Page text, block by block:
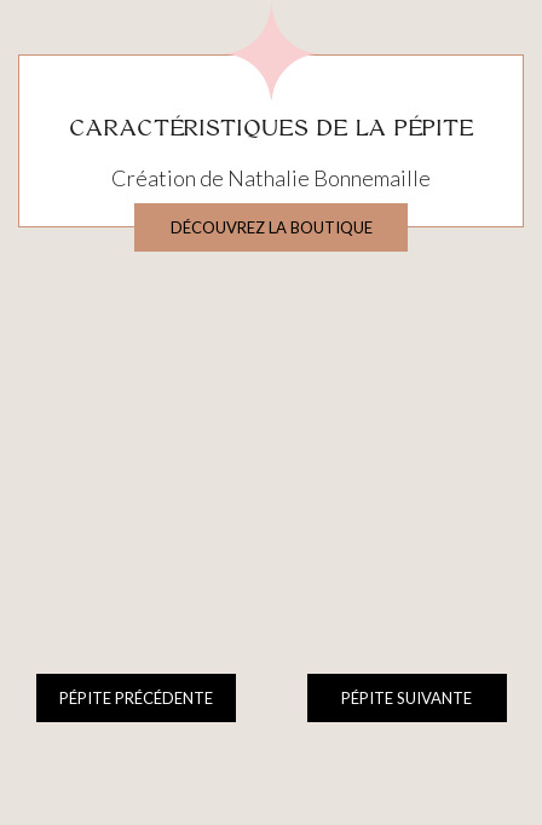
CARACTÉRISTIQUES DE LA PÉPITE
Création de Nathalie Bonnemaille
DÉCOUVREZ LA BOUTIQUE
PÉPITE PRÉCÉDENTE PÉPITE SUIVANTE